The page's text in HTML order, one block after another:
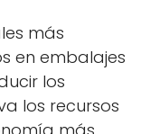
más
en embalajes
los
los recursos